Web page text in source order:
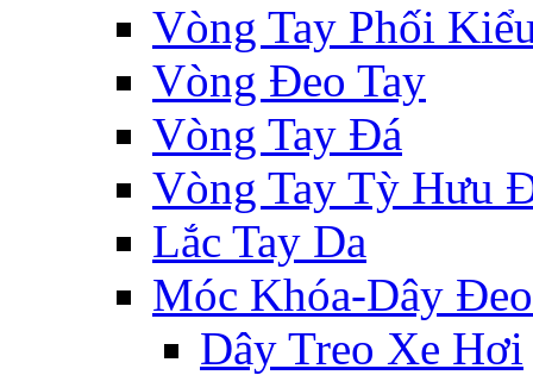
Vòng Tay Phối
Vòng Đeo Tay
Vòng Tay Đá
Vòng Tay Tỳ Hưu
Lắc Tay Da
Móc Khóa-Dây Đeo
Dây Treo Xe Hơi